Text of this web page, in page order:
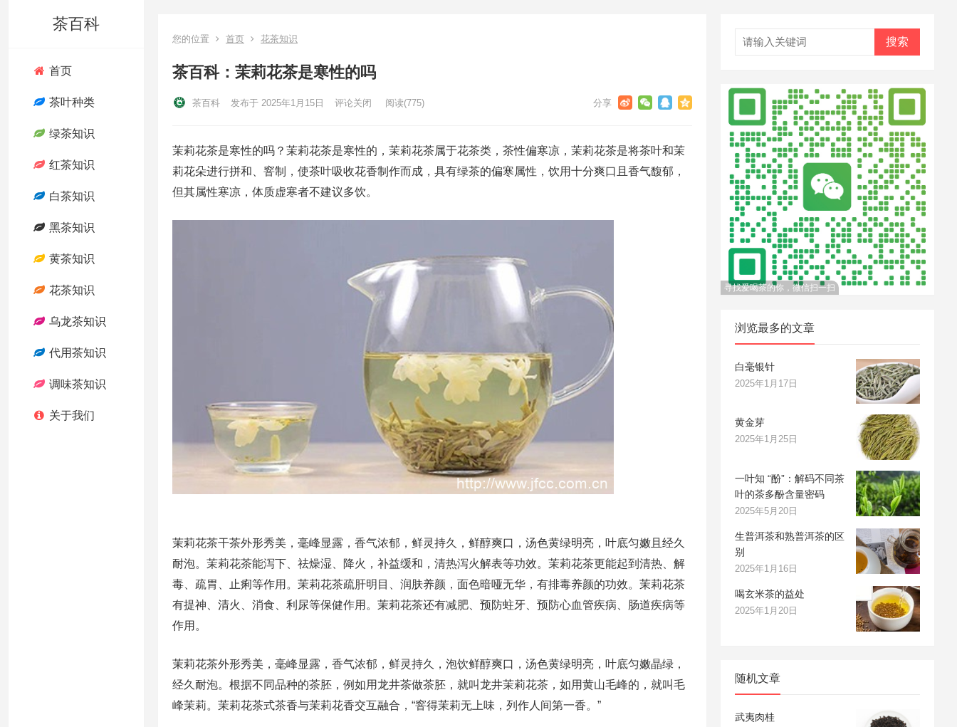
茶百科
首页
茶叶种类
绿茶知识
红茶知识
白茶知识
黑茶知识
黄茶知识
花茶知识
乌龙茶知识
代用茶知识
调味茶知识
关于我们
您的位置 首页 花茶知识
茶百科：茉莉花茶是寒性的吗
茶百科 发布于 2025年1月15日 评论关闭 阅读(775)
茉莉花茶是寒性的吗？茉莉花茶是寒性的，茉莉花茶属于花茶类，茶性偏寒凉，茉莉花茶是将茶叶和茉
莉花朵进行拼和、窨制，使茶叶吸收花香制作而成，具有绿茶的偏寒属性，饮用十分爽口且香气馥郁，
但其属性寒凉，体质虚寒者不建议多饮。
茉莉花茶干茶外形秀美，毫峰显露，香气浓郁，鲜灵持久，鲜醇爽口，汤色黄绿明亮，叶底匀嫩且经久
耐泡。茉莉花茶能泻下、祛燥湿、降火，补益缓和，清热泻火解表等功效。茉莉花茶更能起到清热、解
毒、疏胃、止痢等作用。茉莉花茶疏肝明目、润肤养颜，面色暗哑无华，有排毒养颜的功效。茉莉花茶
有提神、清火、消食、利尿等保健作用。茉莉花茶还有减肥、预防蛀牙、预防心血管疾病、肠道疾病等
作用。
茉莉花茶外形秀美，毫峰显露，香气浓郁，鲜灵持久，泡饮鲜醇爽口，汤色黄绿明亮，叶底匀嫩晶绿，
经久耐泡。根据不同品种的茶胚，例如用龙井茶做茶胚，就叫龙井茉莉花茶，如用黄山毛峰的，就叫毛
峰茉莉。茉莉花茶式茶香与茉莉花香交互融合，“窨得茉莉无上味，列作人间第一香。”
搜索
寻找爱喝茶的你，微信扫一扫
浏览最多的文章
白毫银针
2025年1月17日
黄金芽
2025年1月25日
一叶知 “酚”：解码不同茶
叶的茶多酚含量密码
2025年5月20日
生普洱茶和熟普洱茶的区
别
2025年1月16日
喝玄米茶的益处
2025年1月20日
随机文章
武夷肉桂